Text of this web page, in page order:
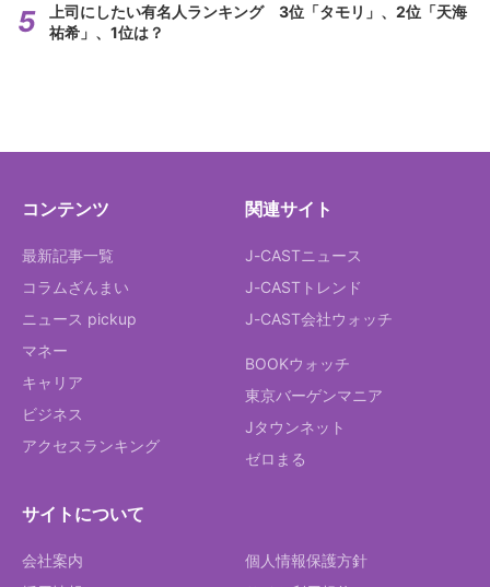
上司にしたい有名人ランキング 3位「タモリ」、2位「天海
祐希」、1位は？
コンテンツ
最新記事一覧
コラムざんまい
ニュース pickup
マネー
キャリア
ビジネス
アクセスランキング
関連サイト
J-CASTニュース
J-CASTトレンド
J-CAST会社ウォッチ
BOOKウォッチ
東京バーゲンマニア
Jタウンネット
ゼロまる
サイトについて
会社案内
個人情報保護方針